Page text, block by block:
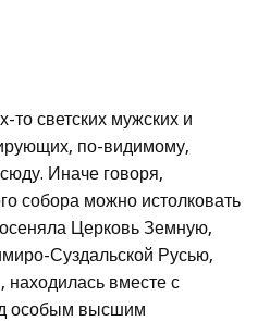
то светских мужских и
по-видимому,
Иначе говоря,
собора можно истолковать
Церковь Земную,
Суздальской Русью,
находилась вместе с
особым высшим